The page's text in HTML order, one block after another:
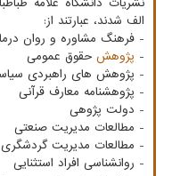
الف شدند، عبارتند از:
- فرهنگ مشاوره و روان
- پژوهش حقوق عمومی
- پژوهش های راهبردی
- پژوهشنامه معارف قرآنی
- دولت پژوهی
- مطالعات مدیریت صنعتی
- مطالعات مدیریت گردشگری
- روانشناسی افراد استثنایی